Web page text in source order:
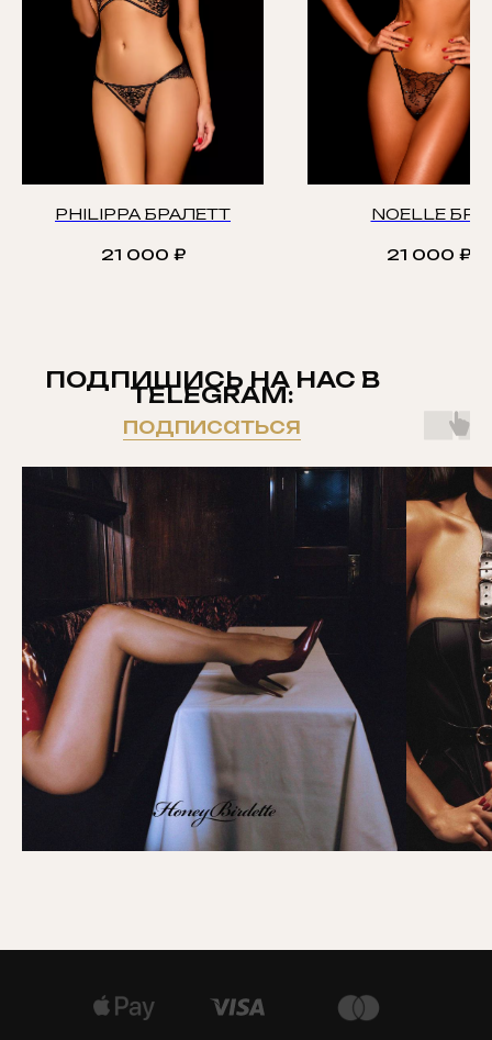
PHILIPPA БРАЛЕТТ
21 000 ₽
NOELLE БРА
21 000 ₽
ПОДПИШИСЬ НА НАС В
TELEGRAM:
подписаться